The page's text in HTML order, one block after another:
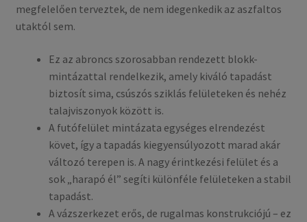
megfelelően terveztek, de nem idegenkedik az aszfaltos
utaktól sem.
Ez az abroncs szorosabban rendezett blokk-
mintázattal rendelkezik, amely kiváló tapadást
biztosít sima, csúszós sziklás felületeken és nehéz
talajviszonyok között is.
A futófelület mintázata egységes elrendezést
követ, így a tapadás kiegyensúlyozott marad akár
változó terepen is. A nagy érintkezési felület és a
sok „harapó él” segíti különféle felületeken a stabil
tapadást.
A vázszerkezet erős, de rugalmas konstrukciójú – ez